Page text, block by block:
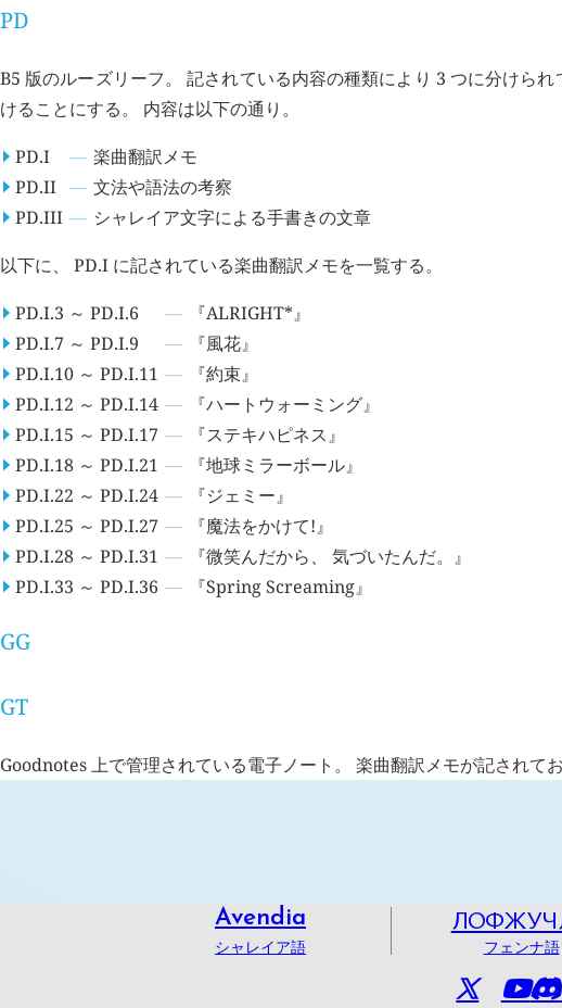
PD
B5 版のルーズリーフ。 記されている内容の種類により 3 つに分けら
けることにする。 内容は以下の通り。
PD.I
楽曲翻訳メモ
PD.II
文法や語法の考察
PD.III
シャレイア文字による手書きの文章
以下に、 PD.I に記されている楽曲翻訳メモを一覧する。
PD.I.3 ～ PD.I.6
『ALRIGHT*』
PD.I.7 ～ PD.I.9
『風花』
PD.I.10 ～ PD.I.11
『約束』
PD.I.12 ～ PD.I.14
『ハートウォーミング』
PD.I.15 ～ PD.I.17
『ステキハピネス』
PD.I.18 ～ PD.I.21
『地球ミラーボール』
PD.I.22 ～ PD.I.24
『ジェミー』
PD.I.25 ～ PD.I.27
『魔法をかけて!』
PD.I.28 ～ PD.I.31
『微笑んだから、 気づいたんだ。』
PD.I.33 ～ PD.I.36
『Spring Screaming』
GG
GT
Goodnotes 上で管理されている電子ノート。 楽曲翻訳メモが記されて
Avendia
シャレイア語 フェンナ語